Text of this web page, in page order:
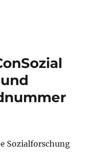
Sozialforschung